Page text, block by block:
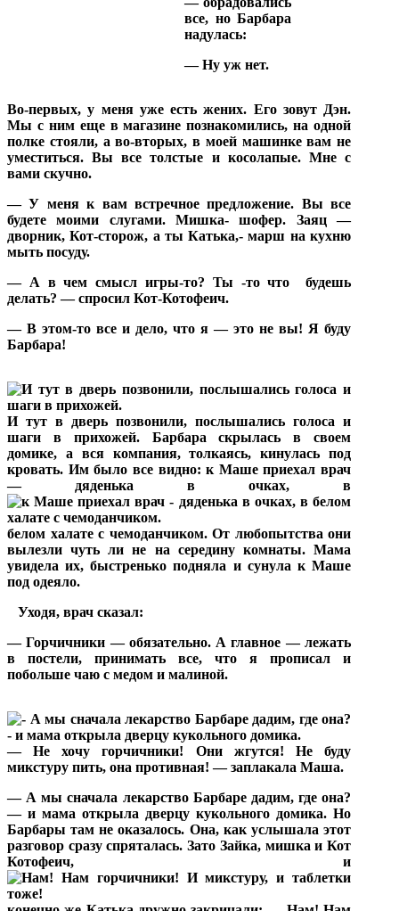
все, но Барбара
надулась:
— Ну уж нет.
Во-первых, у меня уже есть жених. Его зовут Дэн.
Мы с ним еще в магазине познакомились, на одной
полке стояли, а во-вторых, в моей машинке вам не
уместиться. Вы все толстые и косолапые. Мне с
вами скучно.
— У меня к вам встречное предложение. Вы все
будете моими слугами. Мишка- шофер. Заяц —
дворник, Кот-сторож, а ты Катька,- марш на кухню
мыть посуду.
— А в чем смысл игры-то? Ты -то что
будешь
делать? — спросил Кот-Котофеич.
— В этом-то все и дело, что я — это не вы! Я буду
Барбара!
И тут в дверь позвонили, послышались голоса и
шаги в прихожей. Барбара скрылась в своем
домике, а вся компания, толкаясь, кинулась под
кровать. Им было все видно: к Маше приехал врач
— дяденька в очках, в
белом халате с чемоданчиком. От любопытства они
вылезли чуть ли не на середину комнаты. Мама
увидела их, быстренько подняла и сунула к Маше
под одеяло.
Уходя, врач сказал:
— Горчичники — обязательно. А главное — лежать
в постели, принимать все, что я прописал и
побольше чаю с медом и малиной.
— Не хочу горчичники! Они жгутся! Не буду
микстуру пить, она противная! — заплакала Маша.
— А мы сначала лекарство Барбаре дадим, где она?
— и мама открыла дверцу кукольного домика. Но
Барбары там не оказалось. Она, как услышала этот
разговор сразу спряталась. Зато Зайка, мишка и Кот
Котофеич, и